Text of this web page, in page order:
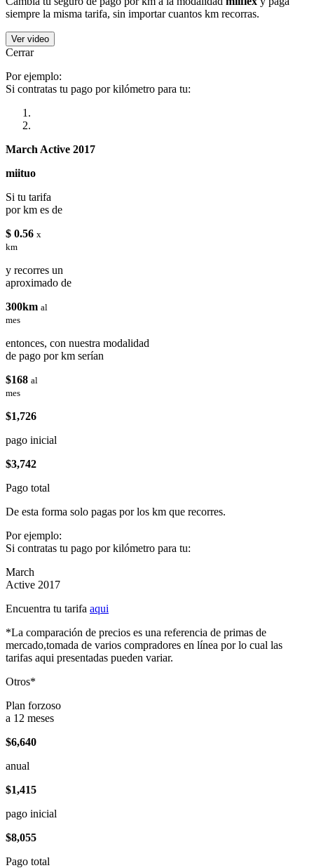
siempre la misma tarifa, sin importar cuantos km recorras.
Ver video
Cerrar
Por ejemplo:
Si contratas tu pago por kilómetro para tu:
March Active 2017
miituo
Si tu tarifa
por km es de
$ 0.56 x
km
y recorres un
aproximado de
300km al
mes
entonces, con nuestra modalidad
de pago por km serían
$168 al
mes
$1,726
pago inicial
$3,742
Pago total
De esta forma solo pagas por los km que recorres.
Por ejemplo:
Si contratas tu pago por kilómetro para tu:
March
Active 2017
Encuentra tu tarifa aqui
*La comparación de precios es una referencia de primas de
mercado,tomada de varios compradores en línea por lo cual las
tarifas aqui presentadas pueden variar.
Otros*
Plan forzoso
a 12 meses
$6,640
anual
$1,415
pago inicial
$8,055
Pago total